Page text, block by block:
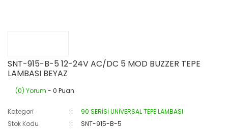
SNT-915-B-5 12-24V AC/DC 5 MOD BUZZER TEPE
LAMBASI BEYAZ
(0) Yorum - 0 Puan
Kategori
90 SERİSİ UNİVERSAL TEPE LAMBASI
Stok Kodu
SNT-915-B-5